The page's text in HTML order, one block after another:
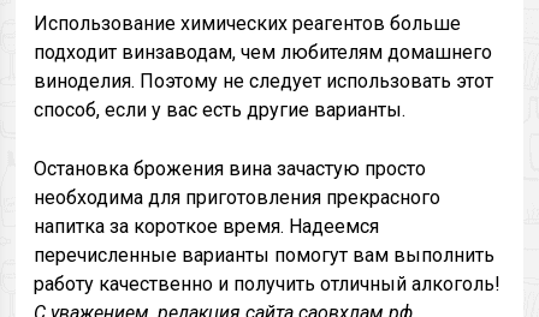
Использование химических реагентов больше
подходит винзаводам, чем любителям домашнего
виноделия. Поэтому не следует использовать этот
способ, если у вас есть другие варианты.
Остановка брожения вина зачастую просто
необходима для приготовления прекрасного
напитка за короткое время. Надеемся
перечисленные варианты помогут вам выполнить
работу качественно и получить отличный алкоголь!